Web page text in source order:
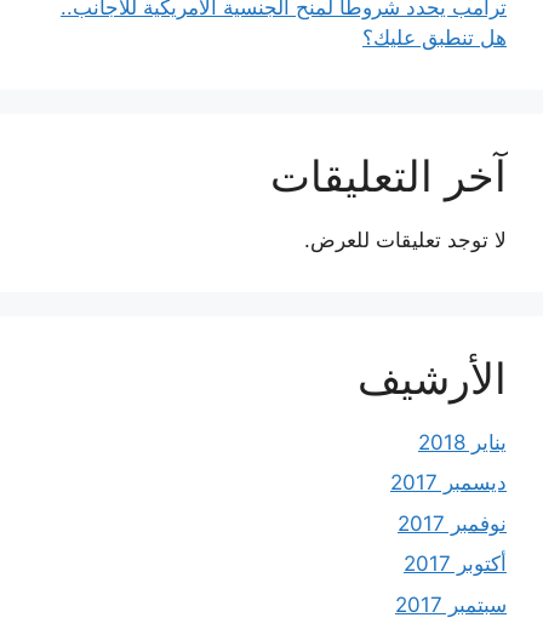
ترامب يحدد شروطًا لمنح الجنسية الأمريكية للأجانب..
هل تنطبق عليك؟
آخر التعليقات
لا توجد تعليقات للعرض.
الأرشيف
يناير 2018
ديسمبر 2017
نوفمبر 2017
أكتوبر 2017
سبتمبر 2017